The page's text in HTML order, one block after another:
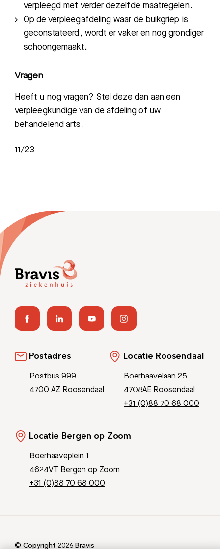
verpleegd met verder dezelfde maatregelen.
Op de verpleegafdeling waar de buikgriep is
geconstateerd , wordt er vaker en nog grondiger
schoongemaakt.
Vragen
Heeft u nog vragen? Stel deze dan aan een
verpleegkundige van de afdeling of uw
behandelend arts.
11/23
Postadres
Postbus 999
4700 AZ Roosendaal
Locatie Roosendaal
Boerhaavelaan 25
4708AE Roosendaal
+31 (0)88 70 68 000
Locatie Bergen op Zoom
Boerhaaveplein 1
4624VT Bergen op Zoom
+31 (0)88 70 68 000
© Copyright 2026 Bravis